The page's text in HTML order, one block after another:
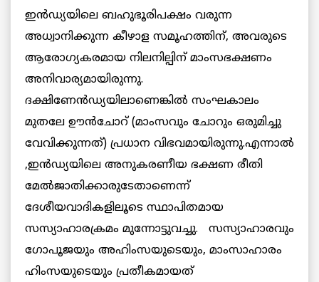
ഇന്‍ഡ്യയിലെ ബഹുഭൂരിപക്ഷം വരുന്ന
അധ്വാനിക്കുന്ന കീഴാള സമൂഹത്തിന്, അവരുടെ
ആരോഗ്യകരമായ നിലനില്പിന് മാംസഭക്ഷണം
അനിവാര്യമായിരുന്നു.
ദക്ഷിണേന്‍ഡ്യയിലാണെങ്കിൽ സംഘകാലം
മുതലേ ഊൻചോറ് (മാംസവും ചോറും ഒരുമിച്ചു
വേവിക്കുന്നത്) പ്രധാന വിഭവമായിരുന്നു.എന്നാൽ
,ഇന്‍ഡ്യയിലെ അനുകരണീയ ഭക്ഷണ രീതി
മേൽജാതിക്കാരുടേതാണെന്ന്
ദേശീയവാദികളിലൂടെ സ്ഥാപിതമായ
സസ്യാഹാരക്രമം മുന്നോട്ടുവച്ചു. സസ്യാഹാരവും
ഗോപൂജയും അഹിംസയുടെയും, മാംസാഹാരം
ഹിംസയുടെയും പ്രതീകമായത്